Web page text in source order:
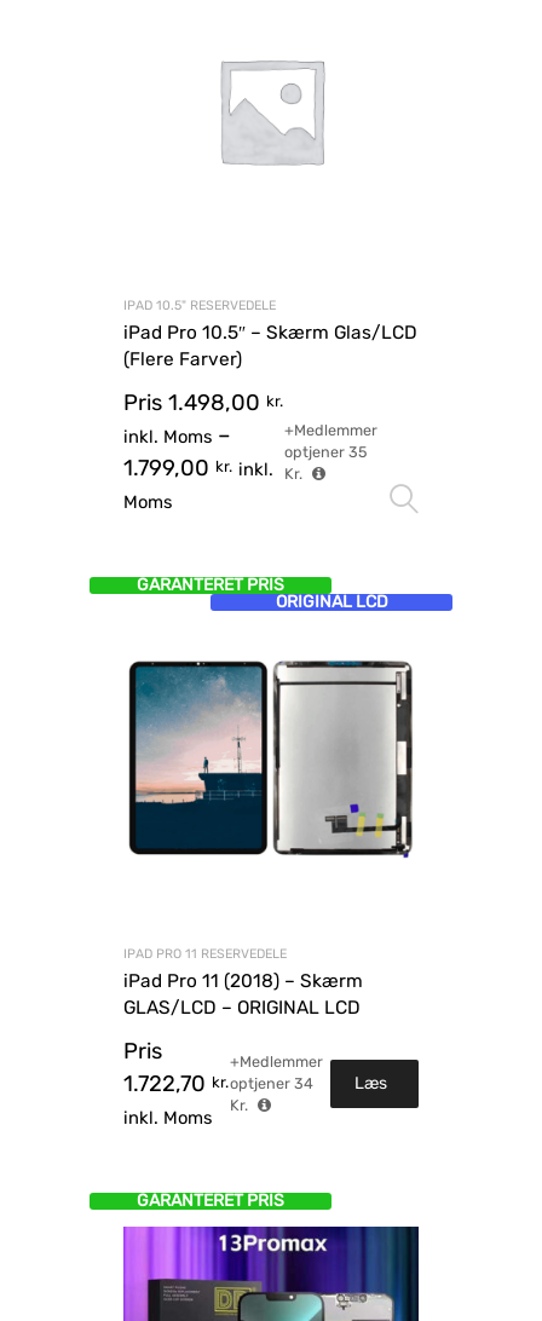
IPAD 10.5" RESERVEDELE
iPad Pro 10.5″ – Skærm Glas/LCD
(Flere Farver)
Pris 1.498,00 kr.
inkl. Moms –
1.799,00 kr. inkl.
Moms
+Medlemmer
optjener 35
Kr.
GARANTERET PRIS
ORIGINAL LCD
IPAD PRO 11 RESERVEDELE
iPad Pro 11 (2018) – Skærm
GLAS/LCD – ORIGINAL LCD
Pris
1.722,70 kr.
inkl. Moms
+Medlemmer
optjener 34
Kr.
Læs
GARANTERET PRIS